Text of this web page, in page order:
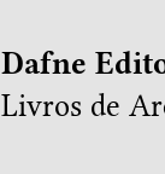
Dafne
Livros de